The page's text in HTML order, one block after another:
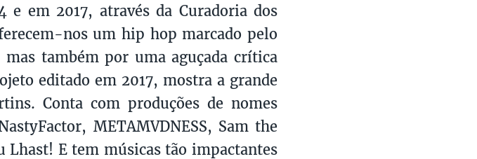
e em 2017, através da Curadoria dos
nos um hip hop marcado pelo
também por uma aguçada crítica
editado em 2017, mostra a grande
Conta com produções de nomes
METAMVDNESS, Sam the
Lhast! E tem músicas tão impactantes